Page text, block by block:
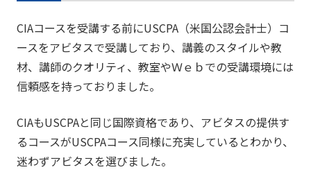
CIAコースを受講する前にUSCPA（米国公認会計士）コ
ースをアビタスで受講しており、講義のスタイルや教
材、講師のクオリティ、教室やＷｅｂでの受講環境には
信頼感を持っておりました。
CIAもUSCPAと同じ国際資格であり、アビタスの提供す
るコースがUSCPAコース同様に充実しているとわかり、
迷わずアビタスを選びました。